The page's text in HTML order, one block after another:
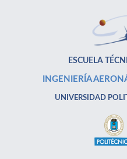
ESCUELA
INGENIERÍA
UNIVERSIDAD